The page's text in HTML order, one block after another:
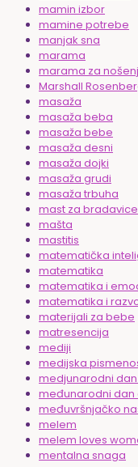
mamin izbor
mamine potrebe
manjak sna
marama
marama za
Marshall
masaža
masaža beba
masaža bebe
masaža desni
masaža dojki
masaža grudi
masaža trbuha
mast za bradavice
mašta
mastitis
matematička
matematika
matematika i
matematika i
materijali za bebe
matresencija
mediji
medijska
medjunarodni
međunarodni dan
međuvršnjačko
melem
melem loves
mentalna snaga